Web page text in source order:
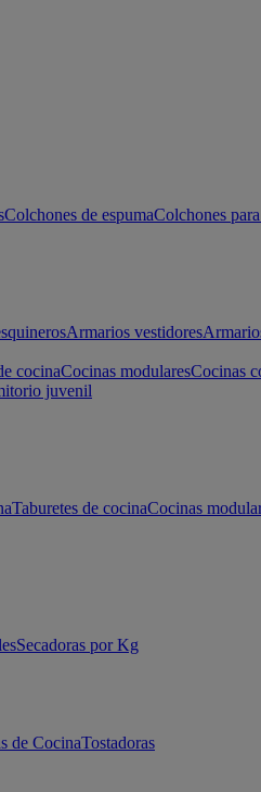
Colchones de espumaColchones
Armarios vestidores
cocinaCocinas modularesCocinas
juvenil
Taburetes de cocinaCocinas
Secadoras por Kg
de CocinaTostadoras